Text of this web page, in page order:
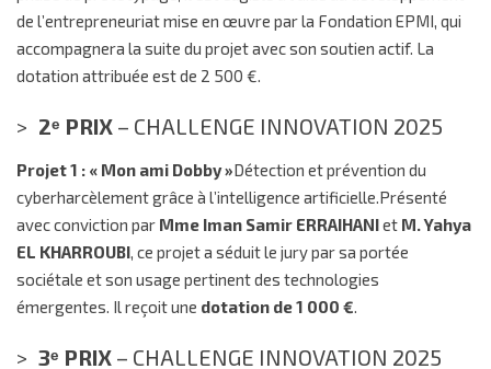
de l’entrepreneuriat mise en œuvre par la Fondation EPMI, qui
accompagnera la suite du projet avec son soutien actif. La
dotation attribuée est de 2 500 €.
2ᵉ PRIX – CHALLENGE INNOVATION 2025
Projet 1 : « Mon ami Dobby »Détection et prévention du
cyberharcèlement grâce à l’intelligence artificielle.Présenté
avec conviction par Mme Iman Samir ERRAIHANIet M. Yahya
EL KHARROUBI, ce projet a séduit le jury par sa portée
sociétale et son usage pertinent des technologies
émergentes. Il reçoit une dotation de 1 000 €.
3ᵉ PRIX – CHALLENGE INNOVATION 2025